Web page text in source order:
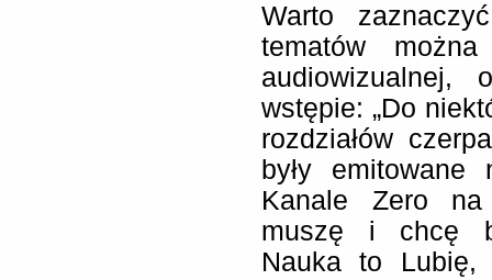
Warto
tematów
wstępie: „Do
rozdziałów
były
Kanale Zero na
muszę i chcę
Nauka to Lubię,